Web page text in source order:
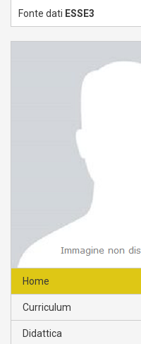
Fonte dati ESSE3
Home
Curriculum
Didattica